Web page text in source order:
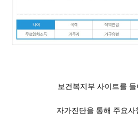
보건복지부 사이트를 들
자가진단을 통해 주요사